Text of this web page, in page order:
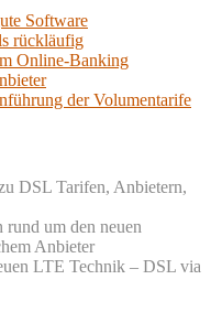
Software
rückläufig
Online-Banking
der Volumentarife
DSL Tarifen, Anbietern,
rund um den neuen
Anbieter
LTE Technik – DSL via